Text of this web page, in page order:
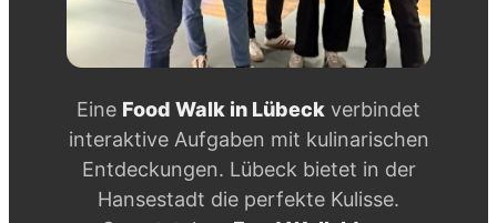
Eine Food Walk in Lübeck verbindet
interaktive Aufgaben mit kulinarischen
Entdeckungen. Lübeck bietet in der
Hansestadt die perfekte Kulisse.